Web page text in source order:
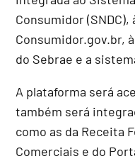
Consumidor (SNDC),
Consumidor.gov.br,
do Sebrae e a
A plataforma será
também será
como as da Receita
Comerciais e do